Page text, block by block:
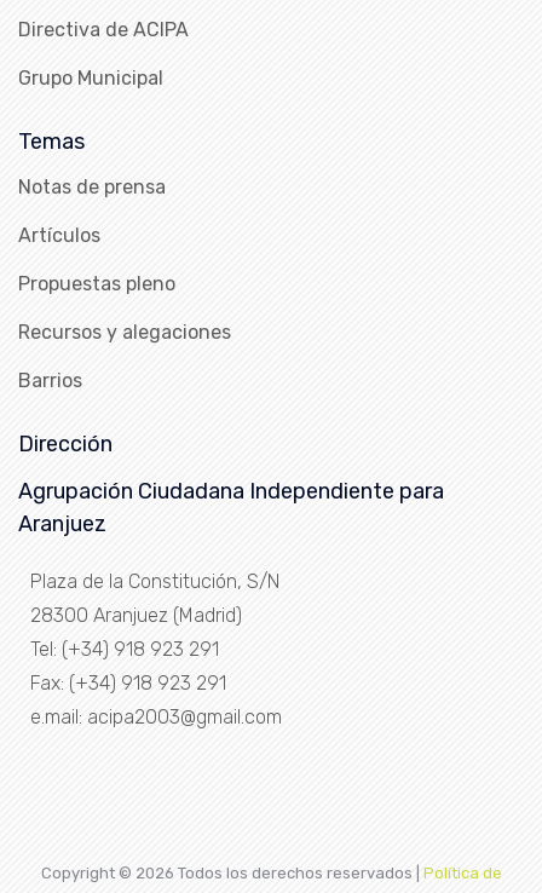
Directiva de ACIPA
Grupo Municipal
Temas
Notas de prensa
Artículos
Propuestas pleno
Recursos y alegaciones
Barrios
Dirección
Agrupación Ciudadana Independiente para
Aranjuez
Plaza de la Constitución, S/N
28300 Aranjuez (Madrid)
Tel: (+34) 918 923 291
Fax: (+34) 918 923 291
e.mail: acipa2003@gmail.com
Copyright © 2026 Todos los derechos reservados | Política de